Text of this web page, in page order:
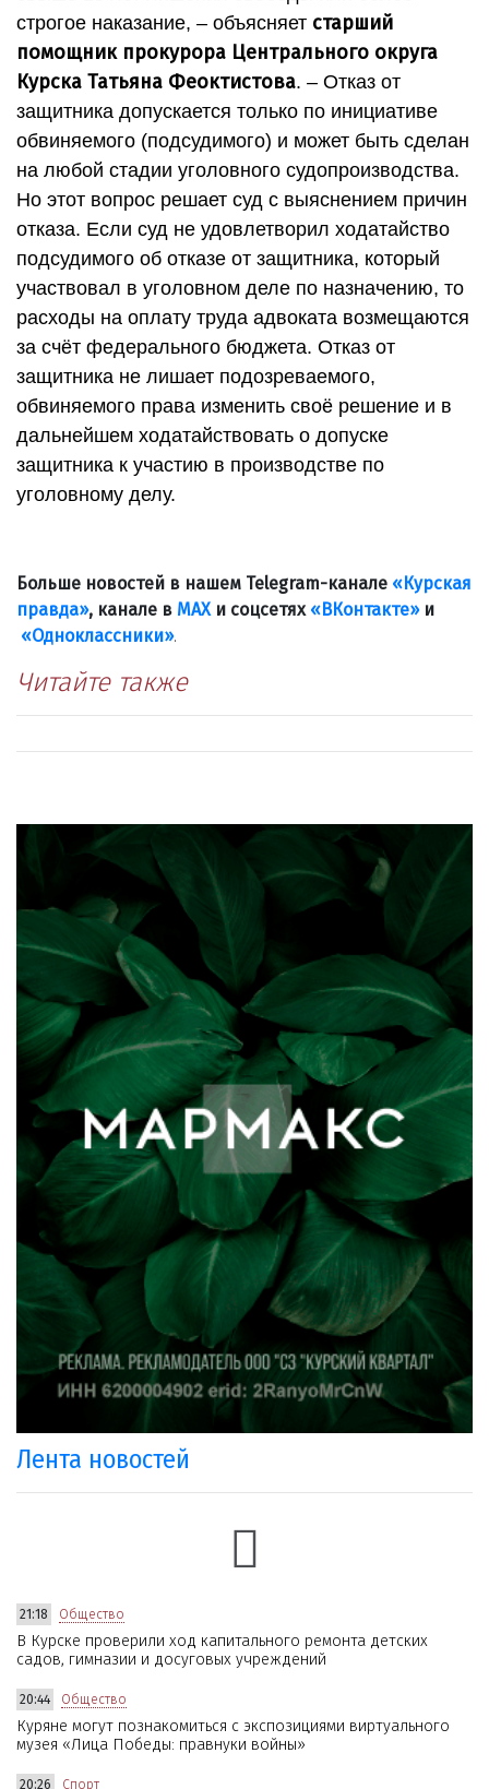
строгое наказание, – объясняет старший
помощник прокурора Центрального округа
Курска Татьяна Феоктистова. – Отказ от
защитника допускается только по инициативе
обвиняемого (подсудимого) и может быть сделан
на любой стадии уголовного судопроизводства.
Но этот вопрос решает суд с выяснением причин
отказа. Если суд не удовлетворил ходатайство
подсудимого об отказе от защитника, который
участвовал в уголовном деле по назначению, то
расходы на оплату труда адвоката возмещаются
за счёт федерального бюджета. Отказ от
защитника не лишает подозреваемого,
обвиняемого права изменить своё решение и в
дальнейшем ходатайствовать о допуске
защитника к участию в производстве по
уголовному делу.
Больше новостей в нашем Telegram-канале «Курская
правда», канале в МАХи соцсетях «ВКонтакте»и
«Одноклассники».
Читайте также
Лента новостей
21:18 Общество
В Курске проверили ход капитального ремонта детских
садов, гимназии и досуговых учреждений
20:44 Общество
Куряне могут познакомиться с экспозициями виртуального
музея «Лица Победы: правнуки войны»
20:26 Спорт